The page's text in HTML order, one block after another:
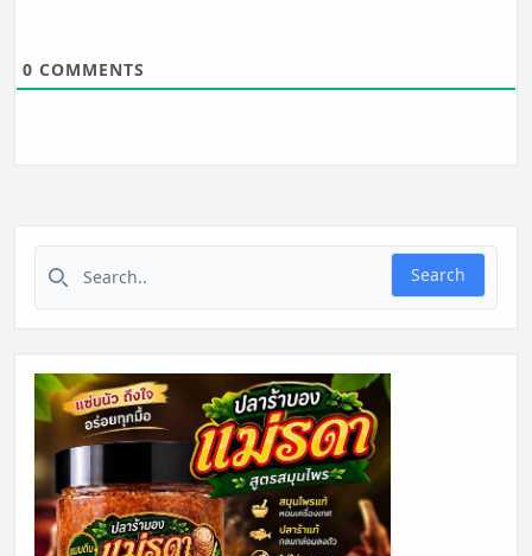
0 COMMENTS
Search for:
Search